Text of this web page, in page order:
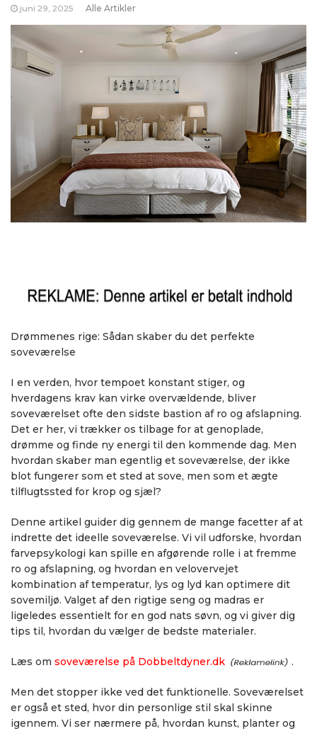
juni 29, 2025 Alle Artikler
Drømmenes rige: Sådan skaber du det perfekte
soveværelse
I en verden, hvor tempoet konstant stiger, og
hverdagens krav kan virke overvældende, bliver
soveværelset ofte den sidste bastion af ro og afslapning.
Det er her, vi trækker os tilbage for at genoplade,
drømme og finde ny energi til den kommende dag. Men
hvordan skaber man egentlig et soveværelse, der ikke
blot fungerer som et sted at sove, men som et ægte
tilflugtssted for krop og sjæl?
Denne artikel guider dig gennem de mange facetter af at
indrette det ideelle soveværelse. Vi vil udforske, hvordan
farvepsykologi kan spille en afgørende rolle i at fremme
ro og afslapning, og hvordan en velovervejet
kombination af temperatur, lys og lyd kan optimere dit
sovemiljø. Valget af den rigtige seng og madras er
ligeledes essentielt for en god nats søvn, og vi giver dig
tips til, hvordan du vælger de bedste materialer.
Læs om soveværelse på Dobbeltdyner.dk .
Men det stopper ikke ved det funktionelle. Soveværelset
er også et sted, hvor din personlige stil skal skinne
igennem. Vi ser nærmere på, hvordan kunst, planter og